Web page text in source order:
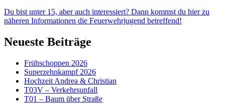
Du bist unter 15, aber auch interessiert? Dann kommst du hier zu
näheren Informationen die Feuerwehrjugend betreffend!
Neueste Beiträge
Frühschoppen 2026
Superzehnkampf 2026
Hochzeit Andrea & Christian
T03V – Verkehrsunfall
T01 – Baum über Straße